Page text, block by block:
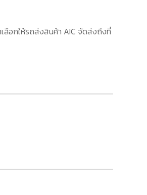
ลือกให้รถส่งสินค้า AIC จัดส่งถึงที่